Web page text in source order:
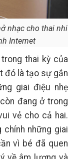
nhạc cho thai nhi
Internet
thai kỳ của
đó là tạo sự gắn
giai điệu nhẹ
đang ở trong
vẻ cho cả hai.
những giai
vì bé đã quen